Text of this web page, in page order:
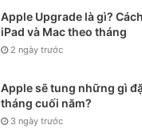
Apple Upgrade là gì?
iPad và Mac theo tháng
2 ngày trước
Apple sẽ tung những gì
tháng cuối năm?
3 ngày trước